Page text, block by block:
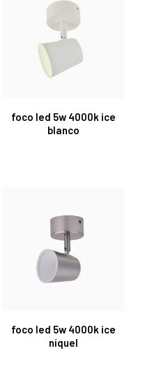
foco led 5w 4000k ice
blanco
foco led 5w 4000k ice
níquel